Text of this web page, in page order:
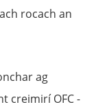
rocach an
ag
creimirí OFC -